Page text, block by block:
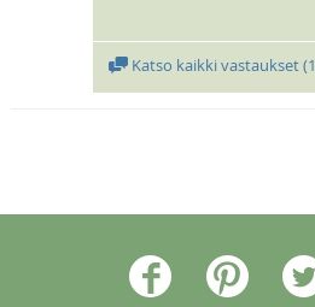
Katso kaikki vastaukset (1